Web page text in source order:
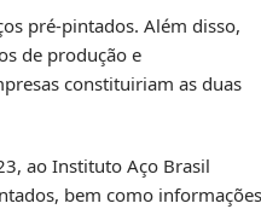
pré-pintados. Além disso,
de produção e
constituiriam as duas
ao Instituto Aço Brasil
bem como informações